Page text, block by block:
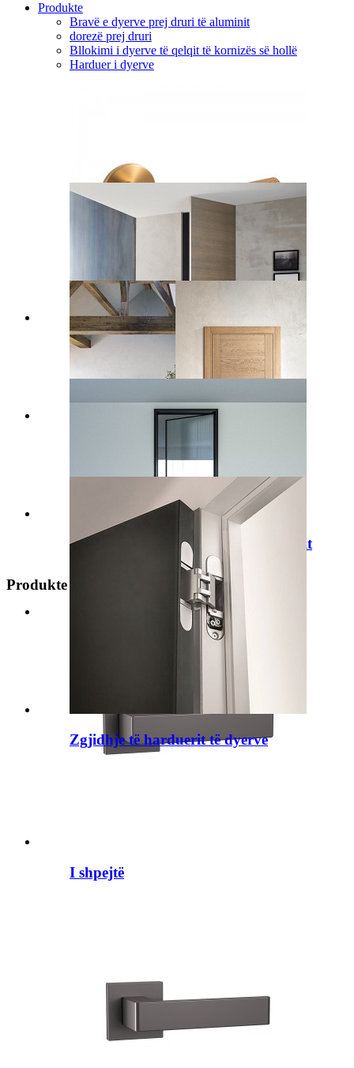
Produkte
Bravë e dyerve prej druri të aluminit
dorezë prej druri
Bllokimi i dyerve të qelqit të kornizës së hollë
Harduer i dyerve
Skenë
Zgjidhje të bllokimit të dyerve të
nivelit të lartë
Zgjidhjet e trajtimit të dyerve të mesit
Zgjidhje të bllokimit të dyerve të
Zgjidhje të harduerit të dyerve
Produkte
I shpejtë